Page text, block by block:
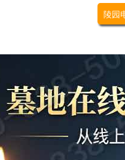
陵园